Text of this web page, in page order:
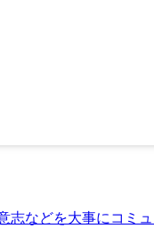
などを大事にコミ